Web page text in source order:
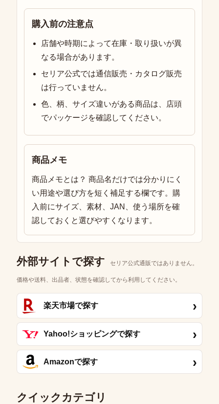
購入前の注意点
店舗や時期によって在庫・取り扱いが異
なる場合があります。
セリア公式では通信販売・カタログ販売
は行っていません。
色、柄、サイズ違いがある商品は、店頭
でパッケージを確認してください。
商品メモ
商品メモとは？ 商品名だけでは分かりにく
い用途や選び方を短く補足する欄です。購
入前にサイズ、素材、JAN、使う場所を確
認しておくと選びやすくなります。
外部サイトで探す セリア公式通販ではありません。
価格や送料、出品者、状態を確認してから利用してください。
楽天市場で探す ›
Yahoo!ショッピングで探す ›
Amazonで探す ›
クイックカテゴリ